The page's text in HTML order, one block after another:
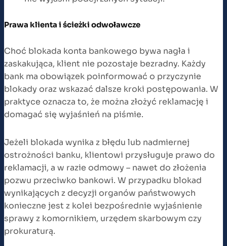
Prawa klienta i ścieżki odwoławcze
Choć blokada konta bankowego bywa nagła i
zaskakująca, klient nie pozostaje bezradny. Każdy
bank ma obowiązek poinformować o przyczynie
blokady oraz wskazać dalsze kroki postępowania. W
praktyce oznacza to, że można złożyć reklamację i
domagać się wyjaśnień na piśmie.
Jeżeli blokada wynika z błędu lub nadmiernej
ostrożności banku, klientowi przysługuje prawo do
reklamacji, a w razie odmowy – nawet do złożenia
pozwu przeciwko bankowi. W przypadku blokad
wynikających z decyzji organów państwowych
konieczne jest z kolei bezpośrednie wyjaśnienie
sprawy z komornikiem, urzędem skarbowym czy
prokuraturą.